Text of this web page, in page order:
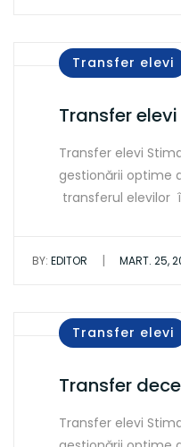
Transfer elevi
Transfer
Transfer elevi
gestionării optime
transferul elevilor
BY: EDITOR | MART. 25,
Transfer elevi
Transfer
Transfer elevi